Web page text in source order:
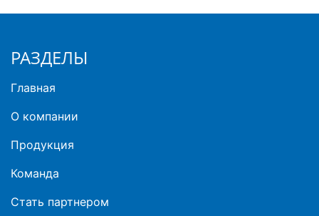
РАЗДЕЛЫ
Главная
О компании
Продукция
Команда
Стать партнером